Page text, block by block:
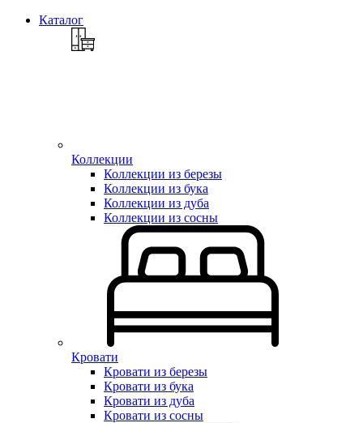
Каталог
Коллекции
Коллекции из березы
Коллекции из бука
Коллекции из дуба
Коллекции из сосны
Кровати
Кровати из березы
Кровати из бука
Кровати из дуба
Кровати из сосны